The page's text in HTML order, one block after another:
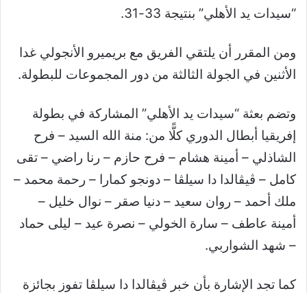
“سيدات يد الأهلي” بنتيجة 33-31.
ومن المقرر أن يلتقي الفريق مع بريميرو الأنجولي غدا
الأثنين في الجولة الثالثة من دور المجموعات للبطولة.
وتضم بعثة “سيدات يد الأهلي” المشاركة في بطولة
إفريقيا أبطال الدوري كلًّا من: منة الله السيد – فرح
الشاذلي – أمينة هشام – فرح حازم – رنا راضي – تقى
كامل – ڤيڤالدا دا سيلڤا – دونجو كمارا – رحمة محمد –
ملك أحمد – روان سعيد – دنيا صقر – نوال خليل –
أمينة عاطف – سارة الخولي – نصرة عيد – ليلى حماد
– شهد الشواربي.
كما تجد الإشارة بأن خبر ڤيڤالدا دا سيلڤا تفوز بجائزة